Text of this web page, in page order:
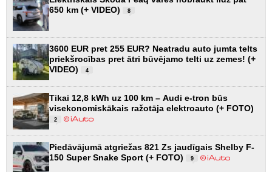
650 km (+ VIDEO)
8
3600 EUR pret 255 EUR? Neatradu auto jumta telts
priekšrocības pret ātri būvējamo telti uz zemes! (+
VIDEO)
4
Tikai 12,8 kWh uz 100 km – Audi e-tron būs
visekonomiskākais ražotāja elektroauto (+ FOTO)
2
Piedāvājumā atgriežas 821 Zs jaudīgais Shelby F-
150 Super Snake Sport (+ FOTO)
9